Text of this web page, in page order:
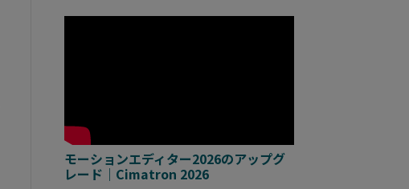
モーションエディター2026のアップグ
レード｜Cimatron 2026